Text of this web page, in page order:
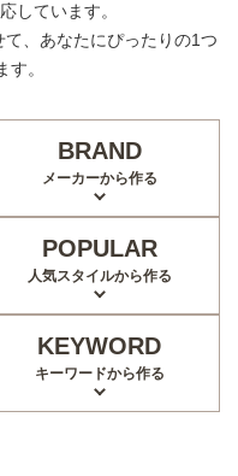
しています。
、あなたにぴったりの1つ
す。
BRAND
メーカーから作る
POPULAR
人気スタイルから作る
KEYWORD
キーワードから作る